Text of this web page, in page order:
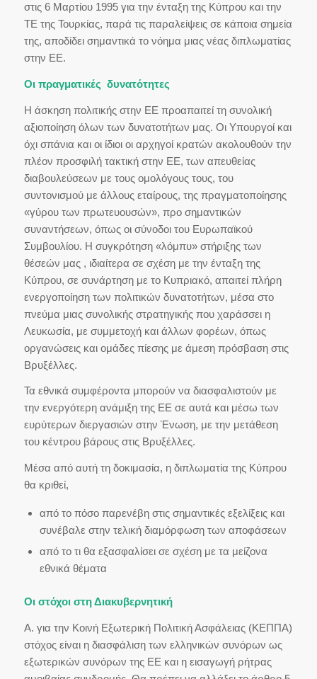
στις 6 Μαρτίου 1995 για την ένταξη της Κύπρου και την
ΤΕ της Τουρκίας, παρά τις παραλείψεις σε κάποια σημεία
της, αποδίδει σημαντικά το νόημα μιας νέας διπλωματίας
στην ΕΕ.
Οι πραγματικές δυνατότητες
Η άσκηση πολιτικής στην ΕΕ προαπαιτεί τη συνολική
αξιοποίηση όλων των δυνατοτήτων μας. Οι Υπουργοί και
όχι σπάνια και οι ίδιοι οι αρχηγοί κρατών ακολουθούν την
πλέον προσφιλή τακτική στην ΕΕ, των απευθείας
διαβουλεύσεων με τους ομολόγους τους, του
συντονισμού με άλλους εταίρους, της πραγματοποίησης
«γύρου των πρωτευουσών», προ σημαντικών
συναντήσεων, όπως οι σύνοδοι του Ευρωπαϊκού
Συμβουλίου. Η συγκρότηση «λόμπυ» στήριξης των
θέσεών μας , ιδιαίτερα σε σχέση με την ένταξη της
Κύπρου, σε συνάρτηση με το Κυπριακό, απαιτεί πλήρη
ενεργοποίηση των πολιτικών δυνατοτήτων, μέσα στο
πνεύμα μιας συνολικής στρατηγικής που χαράσσει η
Λευκωσία, με συμμετοχή και άλλων φορέων, όπως
οργανώσεις και ομάδες πίεσης με άμεση πρόσβαση στις
Βρυξέλλες.
Τα εθνικά συμφέροντα μπορούν να διασφαλιστούν με
την ενεργότερη ανάμιξη της ΕΕ σε αυτά και μέσω των
ευρύτερων διεργασιών στην Ένωση, με την μετάθεση
του κέντρου βάρους στις Βρυξέλλες.
Μέσα από αυτή τη δοκιμασία, η διπλωματία της Κύπρου
θα κριθεί,
από το πόσο παρενέβη στις σημαντικές εξελίξεις και
συνέβαλε στην τελική διαμόρφωση των αποφάσεων
από το τι θα εξασφαλίσει σε σχέση με τα μείζονα
εθνικά θέματα
Οι στόχοι στη Διακυβερνητική
Α. για την Κοινή Εξωτερική Πολιτική Ασφάλειας (ΚΕΠΠΑ)
στόχος είναι η διασφάλιση των ελληνικών συνόρων ως
εξωτερικών συνόρων της ΕΕ και η εισαγωγή ρήτρας